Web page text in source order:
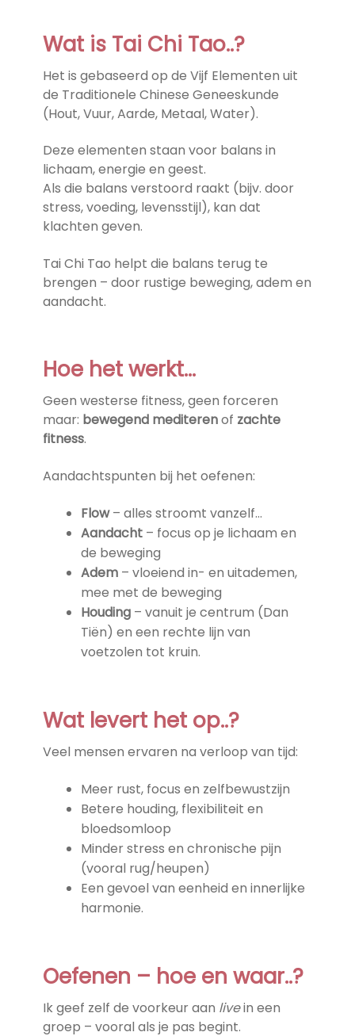
Wat is Tai Chi Tao..?
Het is gebaseerd op de Vijf Elementen uit
de Traditionele Chinese Geneeskunde
(Hout, Vuur, Aarde, Metaal, Water).
Deze elementen staan voor balans in
lichaam, energie en geest.
Als die balans verstoord raakt (bijv. door
stress, voeding, levensstijl), kan dat
klachten geven.
Tai Chi Tao helpt die balans terug te
brengen – door rustige beweging, adem en
aandacht.
Hoe het werkt…
Geen westerse fitness, geen forceren
maar: bewegend mediterenof zachte
fitness.
Aandachtspunten bij het oefenen:
Flow– alles stroomt vanzelf…
Aandacht– focus op je lichaam en
de beweging
Adem– vloeiend in- en uitademen,
mee met de beweging
Houding– vanuit je centrum (Dan
Tiën) en een rechte lijn van
voetzolen tot kruin.
Wat levert het op..?
Veel mensen ervaren na verloop van tijd:
Meer rust, focus en zelfbewustzijn
Betere houding, flexibiliteit en
bloedsomloop
Minder stress en chronische pijn
(vooral rug/heupen)
Een gevoel van eenheid en innerlijke
harmonie.
Oefenen – hoe en waar..?
Ik geef zelf de voorkeur aan livein een
groep – vooral als je pas begint.